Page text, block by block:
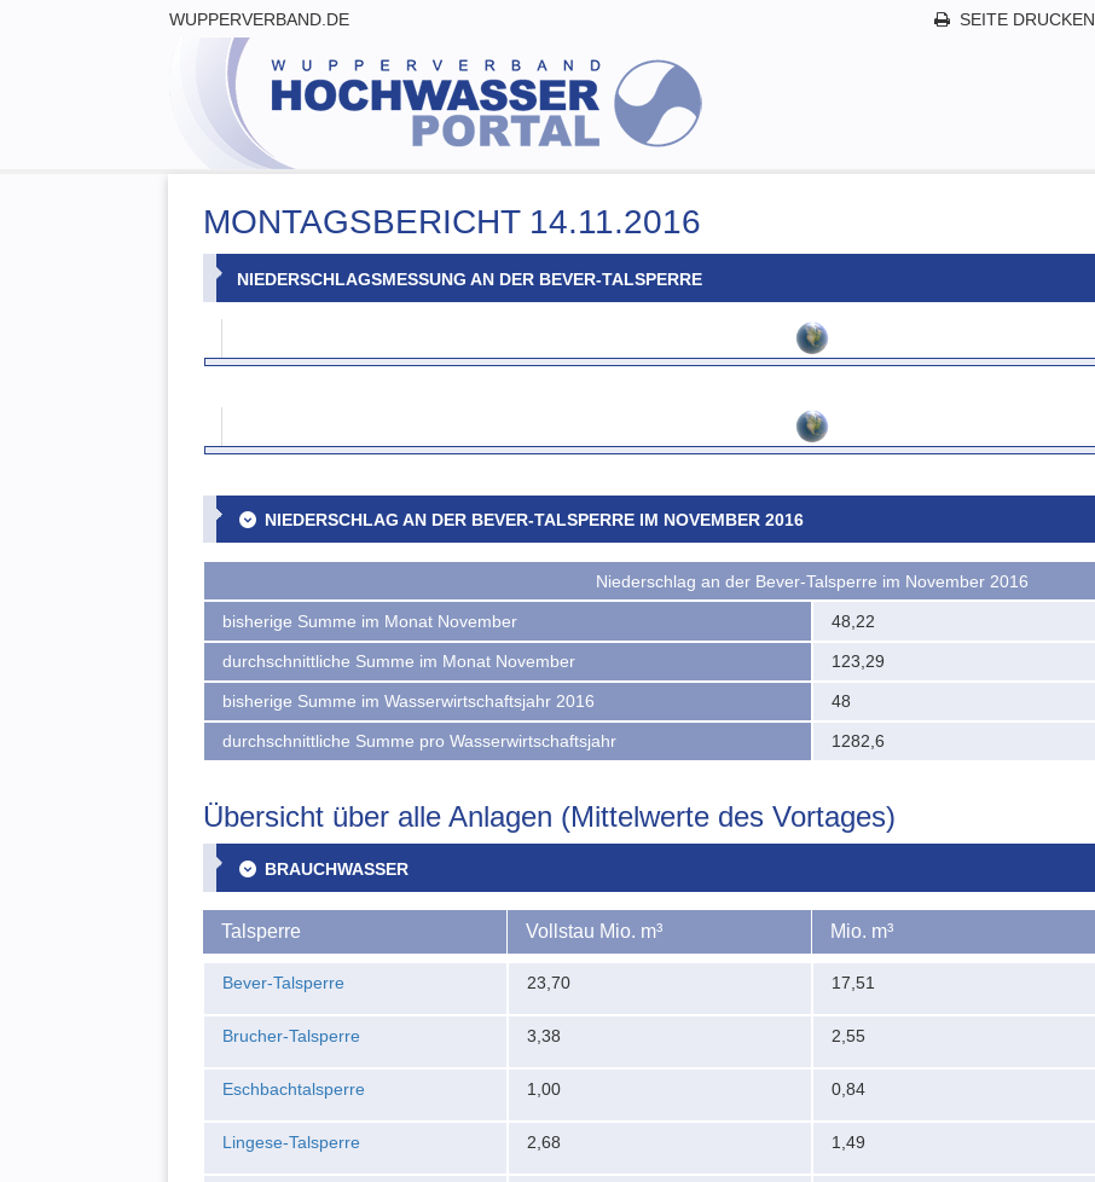
WUPPERVERBAND.DE SEITE DRUCKEN
MONTAGSBERICHT 14.11.2016
NIEDERSCHLAGSMESSUNG AN DER BEVER-TALSPERRE
NIEDERSCHLAG AN DER BEVER-TALSPERRE IM NOVEMBER 2016
Niederschlag an der Bever-Talsperre im November 2016
bisherige Summe im Monat November 48,22
durchschnittliche Summe im Monat November 123,29
bisherige Summe im Wasserwirtschaftsjahr 2016 48
durchschnittliche Summe pro Wasserwirtschaftsjahr 1282,6
Übersicht über alle Anlagen (Mittelwerte des Vortages)
BRAUCHWASSER
Talsperre Vollstau Mio. m³ Mio. m³
Bever-Talsperre 23,70 17,51
Brucher-Talsperre 3,38 2,55
Eschbachtalsperre 1,00 0,84
Lingese-Talsperre 2,68 1,49